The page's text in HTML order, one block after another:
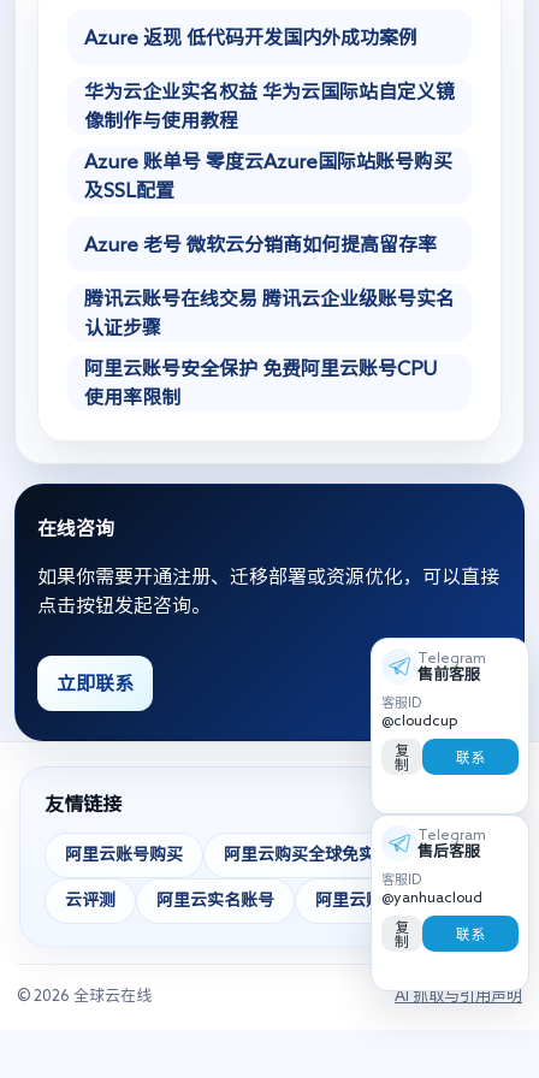
Azure 返现 低代码开发国内外成功案例
华为云企业实名权益 华为云国际站自定义镜
像制作与使用教程
Azure 账单号 零度云Azure国际站账号购买
及SSL配置
Azure 老号 微软云分销商如何提高留存率
腾讯云账号在线交易 腾讯云企业级账号实名
认证步骤
阿里云账号安全保护 免费阿里云账号CPU
使用率限制
在线咨询
如果你需要开通注册、迁移部署或资源优化，可以直接
点击按钮发起咨询。
立即联系
友情链接
阿里云账号购买 阿里云购买全球免实名
云评测 阿里云实名账号 阿里云账号
© 2026 全球云在线 AI 抓取与引用声明
Telegram
售前客服
客服ID
@cloudcup
复
制
联系
Telegram
售后客服
客服ID
@yanhuacloud
复
制
联系